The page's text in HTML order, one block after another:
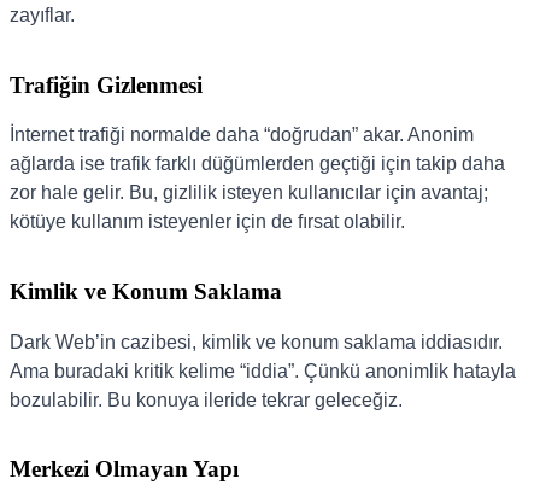
zayıflar.
Trafiğin Gizlenmesi
İnternet trafiği normalde daha “doğrudan” akar. Anonim
ağlarda ise trafik farklı düğümlerden geçtiği için takip daha
zor hale gelir. Bu, gizlilik isteyen kullanıcılar için avantaj;
kötüye kullanım isteyenler için de fırsat olabilir.
Kimlik ve Konum Saklama
Dark Web’in cazibesi, kimlik ve konum saklama iddiasıdır.
Ama buradaki kritik kelime “iddia”. Çünkü anonimlik hatayla
bozulabilir. Bu konuya ileride tekrar geleceğiz.
Merkezi Olmayan Yapı